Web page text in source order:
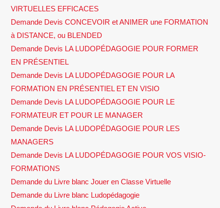
VIRTUELLES EFFICACES
Demande Devis CONCEVOIR et ANIMER une FORMATION
à DISTANCE, ou BLENDED
Demande Devis LA LUDOPÉDAGOGIE POUR FORMER
EN PRÉSENTIEL
Demande Devis LA LUDOPÉDAGOGIE POUR LA
FORMATION EN PRÉSENTIEL ET EN VISIO
Demande Devis LA LUDOPÉDAGOGIE POUR LE
FORMATEUR ET POUR LE MANAGER
Demande Devis LA LUDOPÉDAGOGIE POUR LES
MANAGERS
Demande Devis LA LUDOPÉDAGOGIE POUR VOS VISIO-
FORMATIONS
Demande du Livre blanc Jouer en Classe Virtuelle
Demande du Livre blanc Ludopédagogie